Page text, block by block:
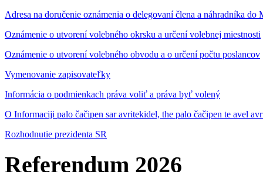
Adresa na doručenie oznámenia o delegovaní člena a náhradníka
Oznámenie o utvorení volebného okrsku a určení volebnej miestnosti
Oznámenie o utvorení volebného obvodu a o určení počtu poslancov
Vymenovanie zapisovateľky
Informácia o podmienkach práva voliť a práva byť volený
O Informaciji palo čačipen sar avritekidel, the palo čačipen te avel
Rozhodnutie prezidenta SR
Referendum 2026